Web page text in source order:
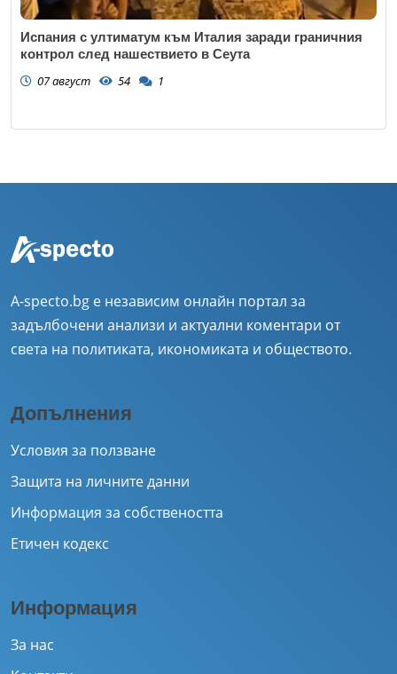
Испания с ултиматум към Италия заради граничния
контрол след нашествието в Сеута
07 август 54 1
A-specto.bg е независим онлайн портал за
задълбочени анализи и актуални коментари от
света на политиката, икономиката и обществото.
Допълнения
Условия за ползване
Защита на личните данни
Информация за собствеността
Етичен кодекс
Информация
За нас